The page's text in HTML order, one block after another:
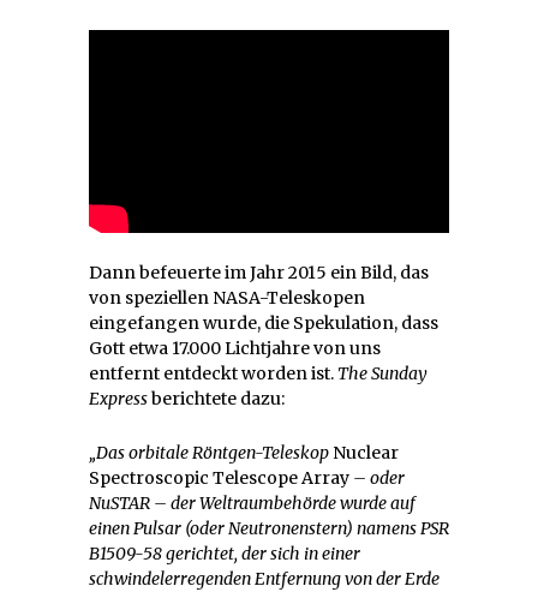
Dann befeuerte im Jahr 2015 ein Bild, das
von speziellen NASA-Teleskopen
eingefangen wurde, die Spekulation, dass
Gott etwa 17.000 Lichtjahre von uns
entfernt entdeckt worden ist. The Sunday
Expressberichtete dazu:
„Das orbitale Röntgen-Teleskop Nuclear
Spectroscopic Telescope Array – oder
NuSTAR – der Weltraumbehörde wurde auf
einen Pulsar (oder Neutronenstern) namens PSR
B1509-58 gerichtet, der sich in einer
schwindelerregenden Entfernung von der Erde